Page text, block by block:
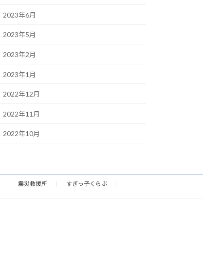
2023年6月
2023年5月
2023年2月
2023年1月
2022年12月
2022年11月
2022年10月
震災救援所
すぎっ子くらぶ